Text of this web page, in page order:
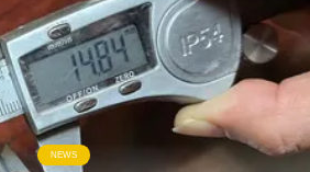
NEWS